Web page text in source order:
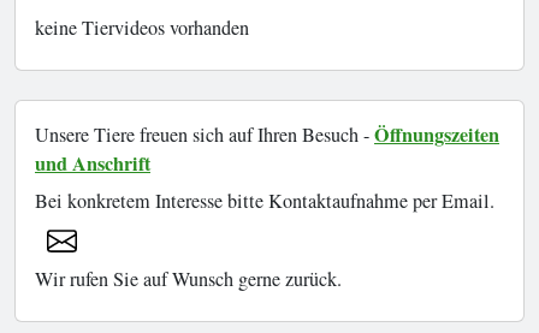
keine Tiervideos vorhanden
Unsere Tiere freuen sich auf Ihren Besuch -Öffnungszeiten
und Anschrift
Bei konkretem Interesse bitte Kontaktaufnahme per Email.
Wir rufen Sie auf Wunsch gerne zurück.